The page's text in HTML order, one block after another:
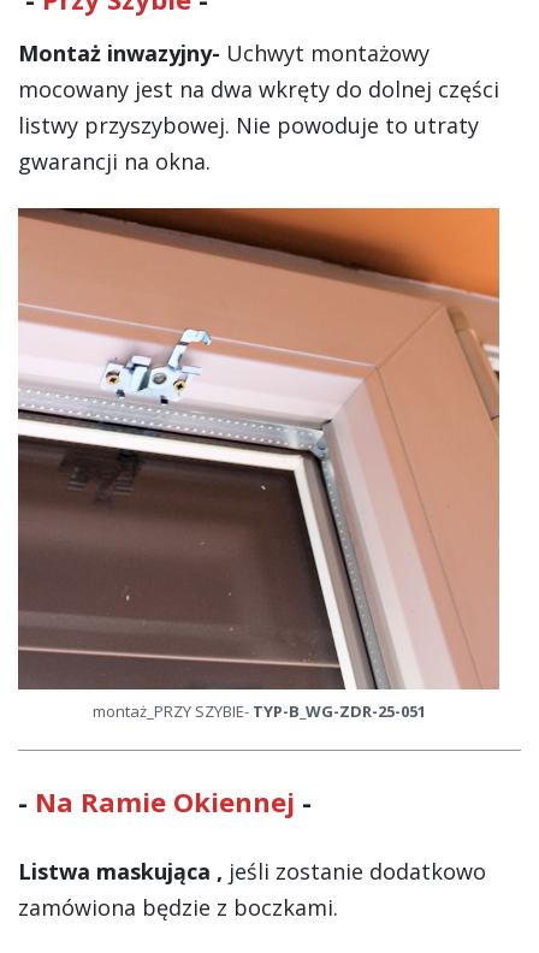
Montaż inwazyjny- Uchwyt montażowy
mocowany jest na dwa wkręty do dolnej części
listwy przyszybowej. Nie powoduje to utraty
gwarancji na okna.
montaż_PRZY SZYBIE- TYP-B_WG-ZDR-25-051
- Na Ramie Okiennej -
Listwa maskująca , jeśli zostanie dodatkowo
zamówiona będzie z boczkami.